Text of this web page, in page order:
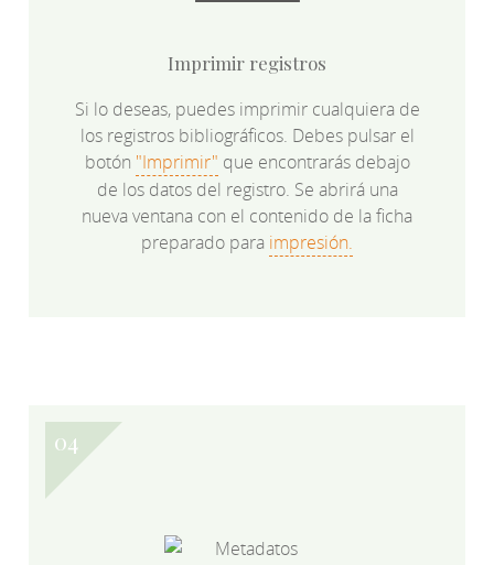
Imprimir registros
Si lo deseas, puedes imprimir cualquiera de
los registros bibliográficos. Debes pulsar el
botón "Imprimir" que encontrarás debajo
de los datos del registro. Se abrirá una
nueva ventana con el contenido de la ficha
preparado para impresión.